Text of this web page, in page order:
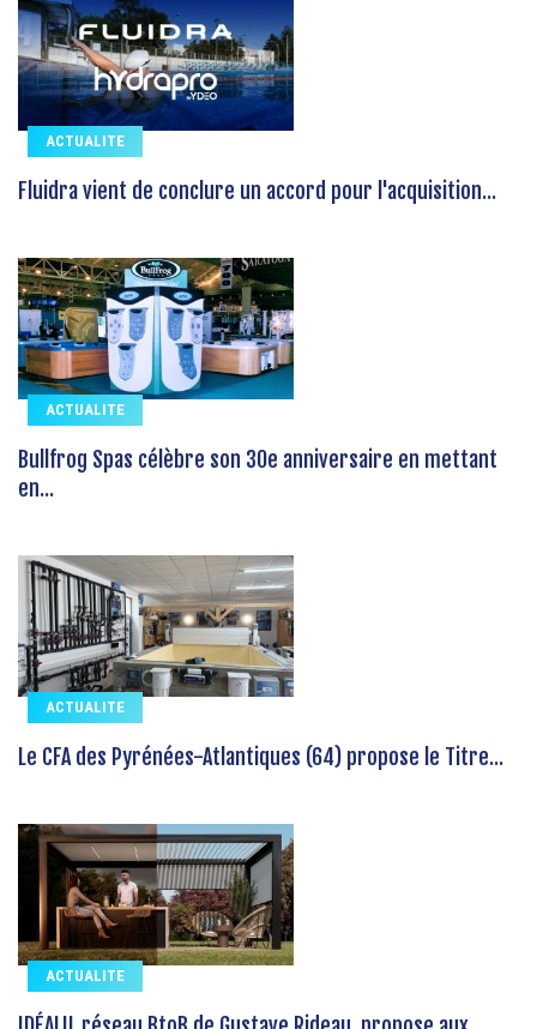
ACTUALITE
Fluidra vient de conclure un accord pour l'acquisition...
ACTUALITE
Bullfrog Spas célèbre son 30e anniversaire en mettant
en...
ACTUALITE
Le CFA des Pyrénées-Atlantiques (64) propose le Titre...
ACTUALITE